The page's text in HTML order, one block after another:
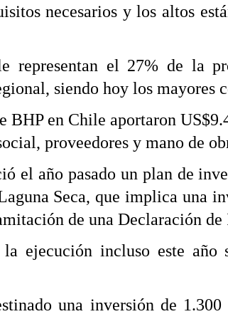
necesarios y los altos
representan el 27% de la
siendo hoy los mayores
BHP en Chile aportaron
proveedores y mano de
el año pasado un plan de
Seca, que implica una
de una Declaración
ejecución incluso este año
una inversión de